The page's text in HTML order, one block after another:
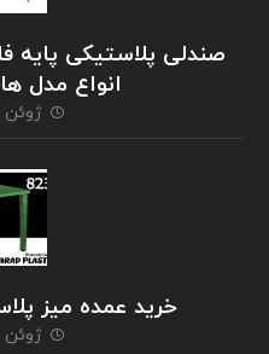
صندلی پلاستیکی پایه
انواع مدل
ژوئن ۸, ۲۰۲۶
خرید عمده میز
ژوئن ۳, ۲۰۲۶